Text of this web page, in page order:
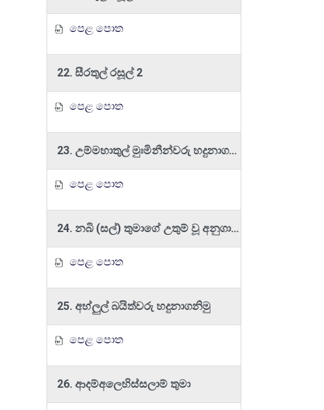
පෙළ පොත
22. සීරතුල් රසූල් 2
පෙළ පොත
23. උම්මහාතුල් මුඃමිනීන්වරු හදුනාගනිමු
පෙළ පොත
24. නබි (සල්) තුමාගේ උතුම් වූ අනුගාමිකයන්
පෙළ පොත
25. අහ්ලුල් බයිත්වරු හදුනාගනිමු
පෙළ පොත
26. ආදම්අලෙහිස්සලාම් තුමා